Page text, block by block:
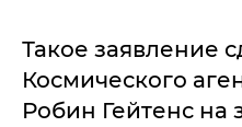
Такое заявление
Космического
Робин Гейтенс на